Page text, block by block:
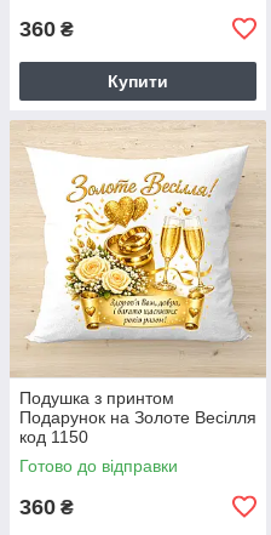
360 ₴
Купити
Подушка з принтом
Подарунок на Золоте Весілля
код 1150
Готово до відправки
360 ₴